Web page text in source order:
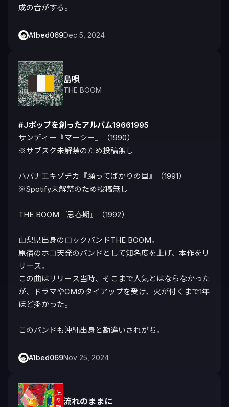
成の音がする。
A1bed069Dec 5, 2024
島唄
THE BOOM
#Jポップを創ったアルバム19661995
サンディー『マーシー』（1990）
※サブスク未解禁のため投稿無し
ハバナエキゾチカ『踊ってばかりの国』（1991）
※Spotify未解禁のため投稿無し
THE BOOM『思春期』（1992）
山梨県出身のロックバンドTHE BOOM。
原宿のホコ天発のバンドとして知名度を上げ、本作をリ
リース。
この曲はリリース当時、そこまで人気とはならなかった
が、ドラマやCMのタイアップを受け、火が付くまで1年
ほど掛かった。
このバンドも沖縄出身と勘違いされがち。
A1bed069Nov 25, 2024
流れのままに